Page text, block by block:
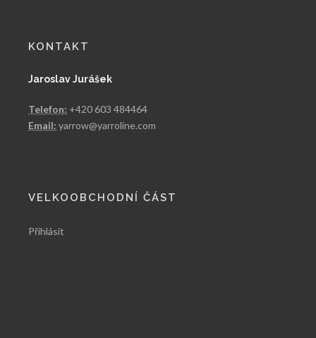
KONTAKT
Jaroslav Jurášek
Telefon: +420 603 484464
Email: yarrow@yarroline.com
VELKOOBCHODNÍ ČÁST
Přihlásit